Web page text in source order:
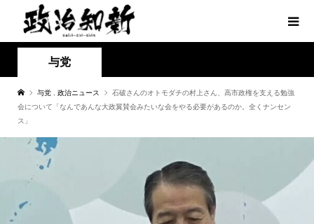
与党
与党 政治ニュース
石破さんのオトモダチの村上さん、高市政権を支える勉強
会について「なんであんな大政翼賛会みたいな会をやる必要があるのか。全くナンセン
ス」